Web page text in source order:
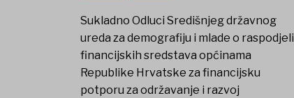
Sukladno Odluci Središnjeg državnog
ureda za demografiju i mlade o raspodjeli
financijskih sredstava općinama
Republike Hrvatske za financijsku
potporu za održavanje i razvoj